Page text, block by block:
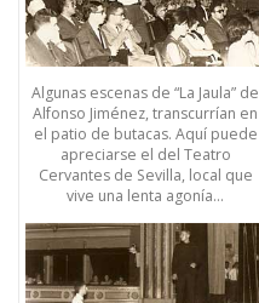
Algunas escenas de “La Jaula” de
Alfonso Jiménez, transcurrían en
el patio de butacas. Aquí puede
apreciarse el del Teatro
Cervantes de Sevilla, local que
vive una lenta agonía…